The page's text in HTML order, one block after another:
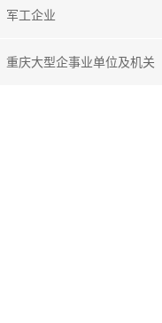
军工企业
重庆大型企事业单位及机关